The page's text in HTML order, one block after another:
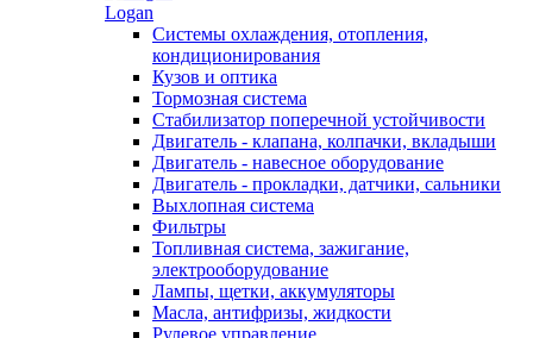
Logan
Системы охлаждения, отопления,
кондиционирования
Кузов и оптика
Тормозная система
Стабилизатор поперечной устойчивости
Двигатель - клапана, колпачки, вкладыши
Двигатель - навесное оборудование
Двигатель - прокладки, датчики, сальники
Выхлопная система
Фильтры
Топливная система, зажигание,
электрооборудование
Лампы, щетки, аккумуляторы
Масла, антифризы, жидкости
Рулевое управление